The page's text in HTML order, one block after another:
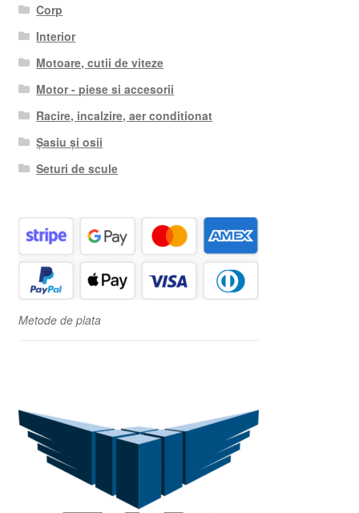
Corp
Interior
Motoare, cutii de viteze
Motor - piese si accesorii
Racire, incalzire, aer conditionat
Șasiu și osii
Seturi de scule
Metode de plata